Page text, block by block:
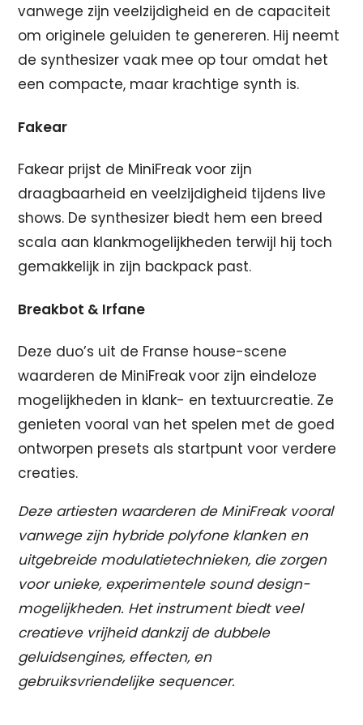
vanwege zijn veelzijdigheid en de capaciteit
om originele geluiden te genereren. Hij neemt
de synthesizer vaak mee op tour omdat het
een compacte, maar krachtige synth is.
Fakear
Fakear prijst de MiniFreak voor zijn
draagbaarheid en veelzijdigheid tijdens live
shows. De synthesizer biedt hem een breed
scala aan klankmogelijkheden terwijl hij toch
gemakkelijk in zijn backpack past.
Breakbot & Irfane
Deze duo’s uit de Franse house-scene
waarderen de MiniFreak voor zijn eindeloze
mogelijkheden in klank- en textuurcreatie. Ze
genieten vooral van het spelen met de goed
ontworpen presets als startpunt voor verdere
creaties.
Deze artiesten waarderen de MiniFreak vooral
vanwege zijn hybride polyfone klanken en
uitgebreide modulatietechnieken, die zorgen
voor unieke, experimentele sound design-
mogelijkheden. Het instrument biedt veel
creatieve vrijheid dankzij de dubbele
geluidsengines, effecten, en
gebruiksvriendelijke sequencer.